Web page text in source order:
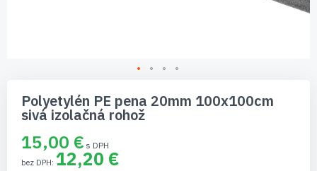
začiatok
galérie
Polyetylén PE pena 20mm 100x100cm
sivá izolačná rohož
15,00 €
12,20 €